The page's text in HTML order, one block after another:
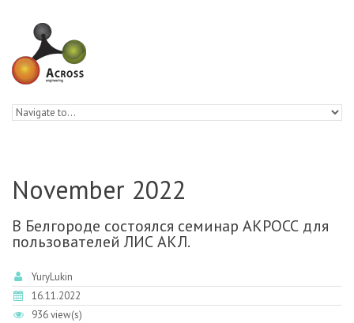
November 2022
В Белгороде состоялся семинар АКРОСС для
пользователей ЛИС АКЛ.
YuryLukin
16.11.2022
936 view(s)